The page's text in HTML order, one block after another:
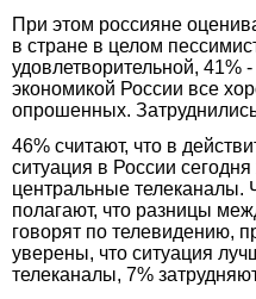
При этом россияне
в стране в целом
удовлетворительной, 41%
экономикой России все
опрошенных.
46% считают, что в
ситуация в России
центральные телеканалы.
полагают, что разницы
говорят по телевидению,
уверены, что ситуация
телеканалы, 7%